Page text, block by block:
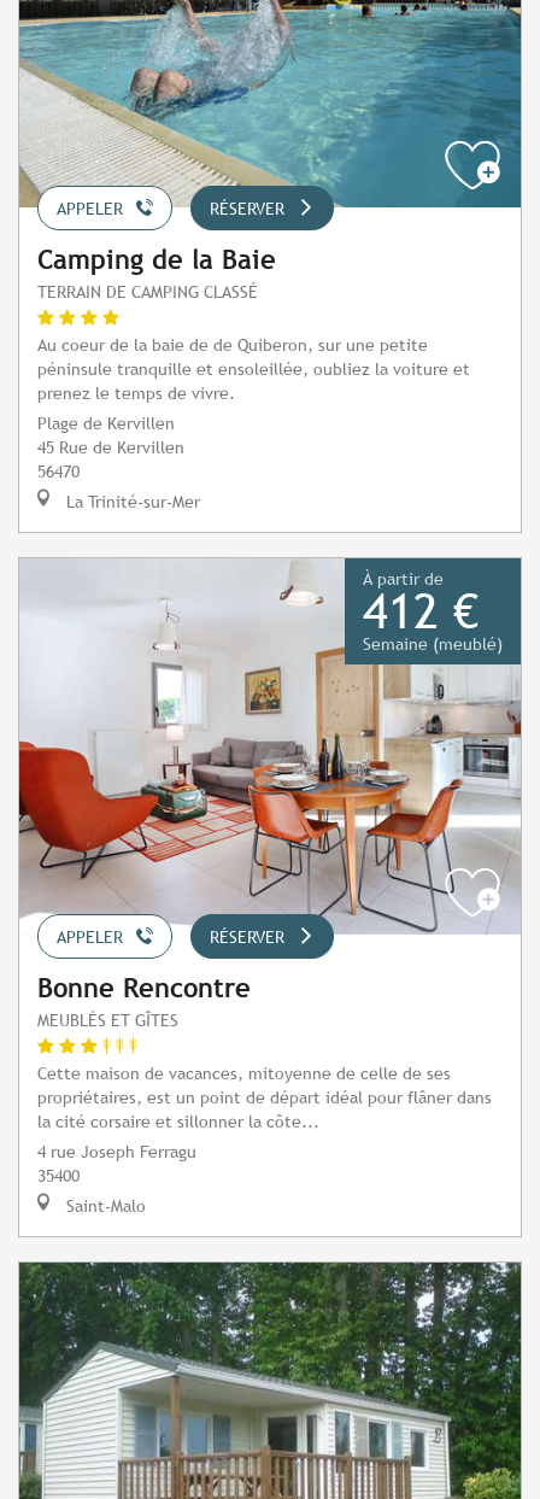
APPELER RÉSERVER
Camping de la Baie
TERRAIN DE CAMPING CLASSÉ
Au coeur de la baie de de Quiberon, sur une petite
péninsule tranquille et ensoleillée, oubliez la voiture et
prenez le temps de vivre.
Plage de Kervillen
45 Rue de Kervillen
56470
La Trinité-sur-Mer
À partir de
412 €
Semaine (meublé)
APPELER RÉSERVER
Bonne Rencontre
MEUBLÉS ET GÎTES
Cette maison de vacances, mitoyenne de celle de ses
propriétaires, est un point de départ idéal pour flâner dans
la cité corsaire et sillonner la côte...
4 rue Joseph Ferragu
35400
Saint-Malo